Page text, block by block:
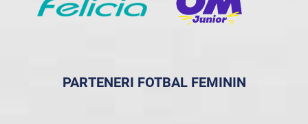
PARTENERI FOTBAL FEMININ